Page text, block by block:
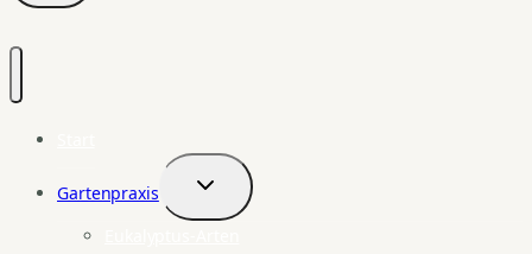
Gartenpraxis
Untermenü
umschalten